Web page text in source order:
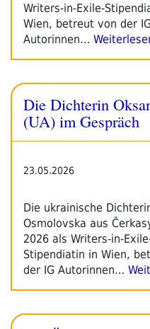
Writers-in-Exile-
Wien, betreut von der IG
Autorinnen…
Die Dichterin
(UA) im Gespräch
23.05.2026
Die ukrainische
Osmolovska aus
2026 als Writers-in-
Stipendiatin in Wien,
der IG Autorinnen…